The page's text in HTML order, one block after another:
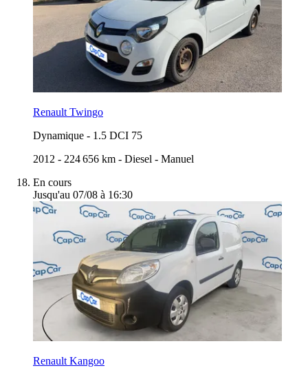
Renault Twingo
Dynamique - 1.5 DCI 75
2012 - 224 656 km - Diesel - Manuel
En cours
Jusqu'au 07/08 à 16:30
Renault Kangoo